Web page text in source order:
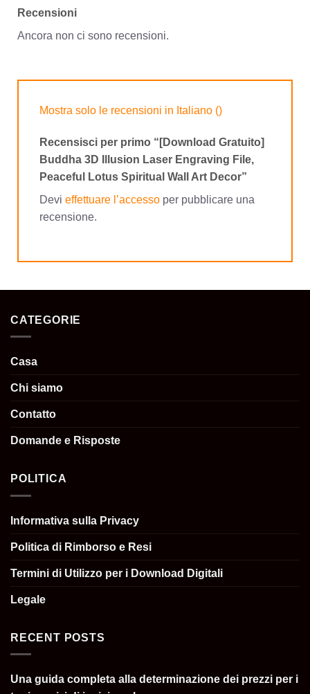
Recensioni
Ancora non ci sono recensioni.
Mostra solo le recensioni in Italiano ()
Recensisci per primo “[Download Gratuito]
Buddha 3D Illusion Laser Engraving File,
Peaceful Lotus Spiritual Wall Art Decor”
Devi effettuare l’accesso per pubblicare una
recensione.
CATEGORIE
Casa
Chi siamo
Contatto
Domande e Risposte
POLITICA
Informativa sulla Privacy
Politica di Rimborso e Resi
Termini di Utilizzo per i Download Digitali
Legale
RECENT POSTS
Una guida completa alla determinazione dei prezzi per i